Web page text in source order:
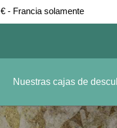
- Francia solamente
Nuestras cajas de